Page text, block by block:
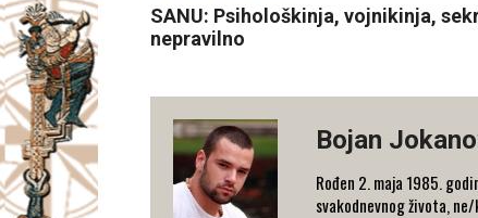
SANU: Psihološkinja, vojnikinja,
nepravilno
Bojan
Rođen 2. maja 1985.
svakodnevnog života,